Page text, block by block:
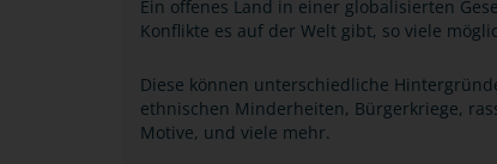
Ein offenes Land in einer globalisierten
Konflikte es auf der Welt gibt, so viele
Diese können unterschiedliche
ethnischen Minderheiten, Bürgerkriege,
Motive, und viele mehr.